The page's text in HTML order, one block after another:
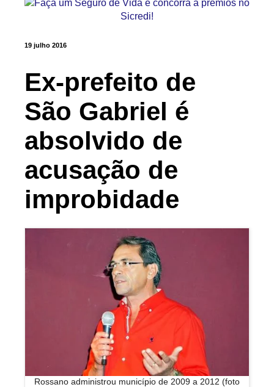
19 julho 2016
Ex-prefeito de
São Gabriel é
absolvido de
acusação de
improbidade
Rossano administrou município de 2009 a 2012 (foto